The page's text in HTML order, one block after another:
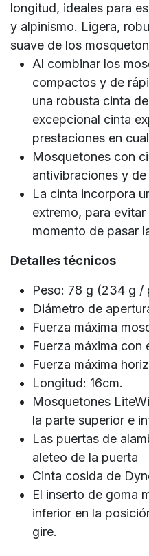
longitud, ideales para
y alpinismo. Ligera,
suave de los
Al combinar los
compactos y de
una robusta cinta
excepcional cinta
prestaciones en
Mosquetones con
antivibraciones y
La cinta incorpora
extremo, para
momento de pasar
Detalles técnicos
Peso: 78 g (234 g /
Diámetro de
Fuerza máxima
Fuerza máxima
Fuerza máxima
Longitud: 16cm.
Mosquetones
la parte superior e
Las puertas de
aleteo de la puerta
Cinta cosida de
El inserto de goma
inferior en la
gire.